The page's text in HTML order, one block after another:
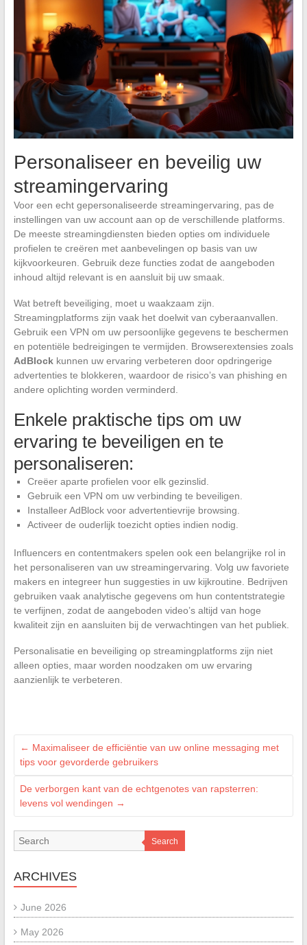
Personaliseer en beveilig uw
streamingervaring
Voor een echt gepersonaliseerde streamingervaring, pas de
instellingen van uw account aan op de verschillende platforms.
De meeste streamingdiensten bieden opties om individuele
profielen te creëren met aanbevelingen op basis van uw
kijkvoorkeuren. Gebruik deze functies zodat de aangeboden
inhoud altijd relevant is en aansluit bij uw smaak.
Wat betreft beveiliging, moet u waakzaam zijn.
Streamingplatforms zijn vaak het doelwit van cyberaanvallen.
Gebruik een VPN om uw persoonlijke gegevens te beschermen
en potentiële bedreigingen te vermijden. Browserextensies zoals
AdBlockkunnen uw ervaring verbeteren door opdringerige
advertenties te blokkeren, waardoor de risico’s van phishing en
andere oplichting worden verminderd.
Enkele praktische tips om uw
ervaring te beveiligen en te
personaliseren:
Creëer aparte profielen voor elk gezinslid.
Gebruik een VPN om uw verbinding te beveiligen.
Installeer AdBlock voor advertentievrije browsing.
Activeer de ouderlijk toezicht opties indien nodig.
Influencers en contentmakers spelen ook een belangrijke rol in
het personaliseren van uw streamingervaring. Volg uw favoriete
makers en integreer hun suggesties in uw kijkroutine. Bedrijven
gebruiken vaak analytische gegevens om hun contentstrategie
te verfijnen, zodat de aangeboden video’s altijd van hoge
kwaliteit zijn en aansluiten bij de verwachtingen van het publiek.
Personalisatie en beveiliging op streamingplatforms zijn niet
alleen opties, maar worden noodzaken om uw ervaring
aanzienlijk te verbeteren.
← Maximaliseer de efficiëntie van uw online messaging met
tips voor gevorderde gebruikers
De verborgen kant van de echtgenotes van rapsterren:
levens vol wendingen →
Search
ARCHIVES
June 2026
May 2026